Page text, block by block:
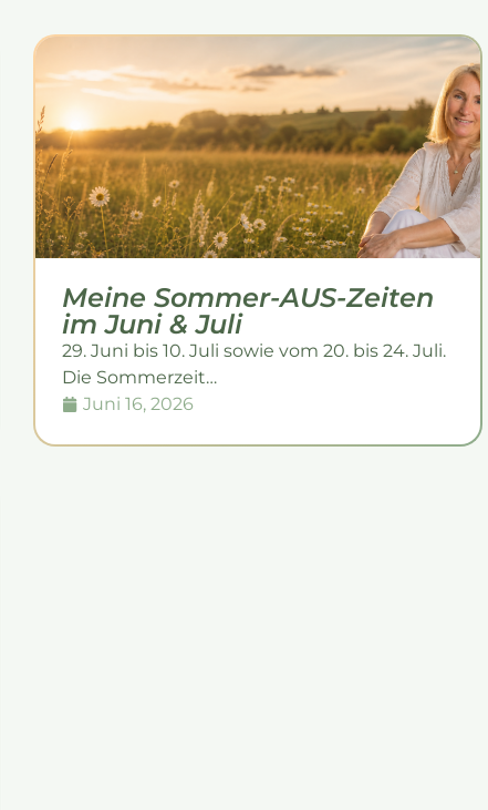
Meine Sommer-AUS-Zeiten
im Juni & Juli
29. Juni bis 10. Juli sowie vom 20. bis 24. Juli.
Die Sommerzeit…
Juni 16, 2026